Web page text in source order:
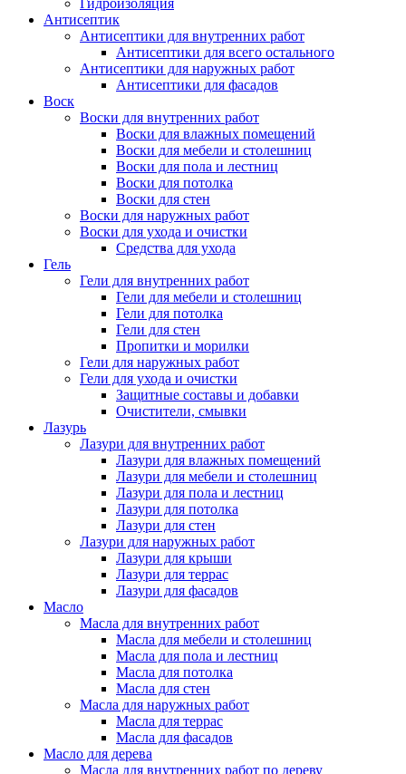
Гидроизоляция
Антисептик
Антисептики для внутренних работ
Антисептики для всего остального
Антисептики для наружных работ
Антисептики для фасадов
Воск
Воски для внутренних работ
Воски для влажных помещений
Воски для мебели и столешниц
Воски для пола и лестниц
Воски для потолка
Воски для стен
Воски для наружных работ
Воски для ухода и очистки
Средства для ухода
Гель
Гели для внутренних работ
Гели для мебели и столешниц
Гели для потолка
Гели для стен
Пропитки и морилки
Гели для наружных работ
Гели для ухода и очистки
Защитные составы и добавки
Очистители, смывки
Лазурь
Лазури для внутренних работ
Лазури для влажных помещений
Лазури для мебели и столешниц
Лазури для пола и лестниц
Лазури для потолка
Лазури для стен
Лазури для наружных работ
Лазури для крыши
Лазури для террас
Лазури для фасадов
Масло
Масла для внутренних работ
Масла для мебели и столешниц
Масла для пола и лестниц
Масла для потолка
Масла для стен
Масла для наружных работ
Масла для террас
Масла для фасадов
Масло для дерева
Масла для внутренних работ по дереву